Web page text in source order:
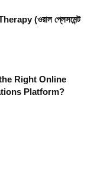
(ওরাল প্লেসমেন্ট
Right Online
Platform?